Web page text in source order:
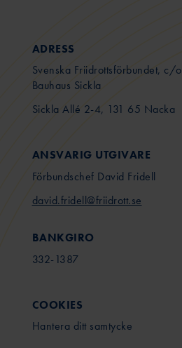
ADRESS
Svenska Friidrottsförbundet, c/o
Bauhaus Sickla
Sickla Allé 2-4, 131 65 Nacka
ANSVARIG UTGIVARE
Förbundschef David Fridell
david.fridell@friidrott.se
BANKGIRO
332-1387
COOKIES
Hantera ditt samtycke